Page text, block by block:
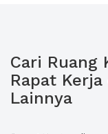
Cari Ruang
Rapat
Lainnya